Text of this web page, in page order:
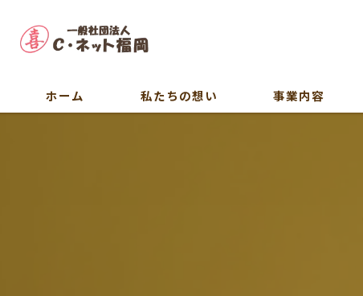
ホーム 私たちの想い 事業内容